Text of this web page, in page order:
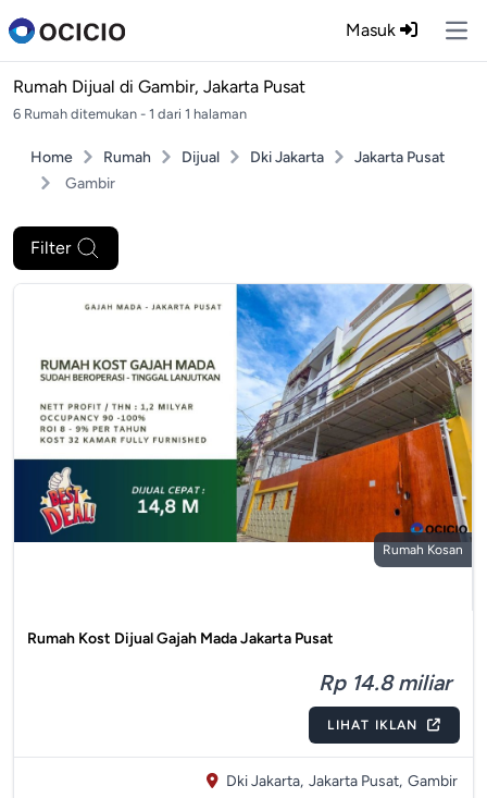
Masuk
Rumah Dijual di Gambir, Jakarta Pusat
6 Rumah ditemukan - 1 dari 1 halaman
Home Rumah Dijual Dki Jakarta
Jakarta Pusat
Gambir
Filter
Rumah Kosan
Rumah Kost Dijual Gajah Mada Jakarta Pusat
Rp 14.8 miliar
LIHAT IKLAN
Dki Jakarta, Jakarta Pusat, Gambir